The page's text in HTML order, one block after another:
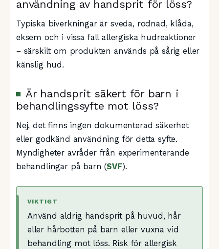
användning av handsprit för löss?
Typiska biverkningar är sveda, rodnad, klåda,
eksem och i vissa fall allergiska hudreaktioner
– särskilt om produkten används på sårig eller
känslig hud.
Är handsprit säkert för barn i
behandlingssyfte mot löss?
Nej, det finns ingen dokumenterad säkerhet
eller godkänd användning för detta syfte.
Myndigheter avråder från experimenterande
behandlingar på barn (SVF).
VIKTIGT
Använd aldrig handsprit på huvud, hår
eller hårbotten på barn eller vuxna vid
behandling mot löss. Risk för allergisk